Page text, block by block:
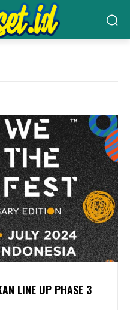
LINE UP PHASE 3